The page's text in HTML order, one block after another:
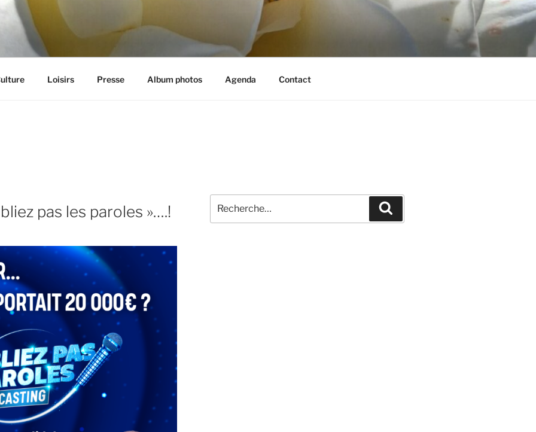
aux loisirs à Cognin (73)
Loisirs Presse Album photos Agenda Contact
pas les paroles »….!
pour
: